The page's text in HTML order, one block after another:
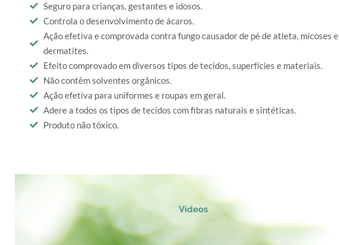
Seguro para crianças, gestantes e idosos.
Controla o desenvolvimento de ácaros.
Ação efetiva e comprovada contra fungo causador de pé de atleta, micoses e
dermatites.
Efeito comprovado em diversos tipos de tecidos, superfícies e materiais.
Não contêm solventes orgânicos.
Ação efetiva para uniformes e roupas em geral.
Adere a todos os tipos de tecidos com fibras naturais e sintéticas.
Produto não tóxico.
Vídeos